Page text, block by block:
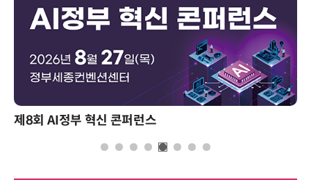
제8회 AI정부 혁신 콘퍼런스